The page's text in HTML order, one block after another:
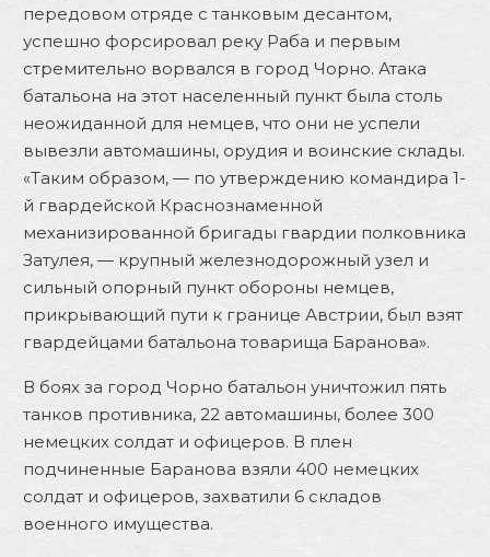
передовом отряде с танковым десантом,
успешно форсировал реку Раба и первым
стремительно ворвался в город Чорно. Атака
батальона на этот населенный пункт была столь
неожиданной для немцев, что они не успели
вывезли автомашины, орудия и воинские склады.
«Таким образом, — по утверждению командира 1-
й гвардейской Краснознаменной
механизированной бригады гвардии полковника
Затулея, — крупный железнодорожный узел и
сильный опорный пункт обороны немцев,
прикрывающий пути к границе Австрии, был взят
гвардейцами батальона товарища Баранова».
В боях за город Чорно батальон уничтожил пять
танков противника, 22 автомашины, более 300
немецких солдат и офицеров. В плен
подчиненные Баранова взяли 400 немецких
солдат и офицеров, захватили 6 складов
военного имущества.